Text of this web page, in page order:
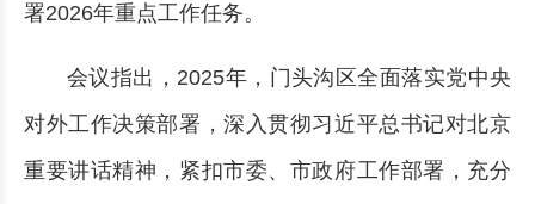
署2026年重点工作任务。
会议指出，2025年，门头沟区全面落实党中央
对外工作决策部署，深入贯彻习近平总书记对北京
重要讲话精神，紧扣市委、市政府工作部署，充分